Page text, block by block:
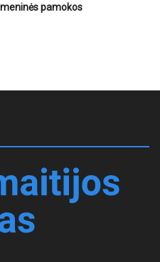
pamokos